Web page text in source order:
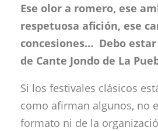
Ese olor a romero, ese
respetuosa afición, ese
concesiones… Debo
de Cante Jondo de La
Si los festivales clásicos
como afirman algunos, no
formato ni de la